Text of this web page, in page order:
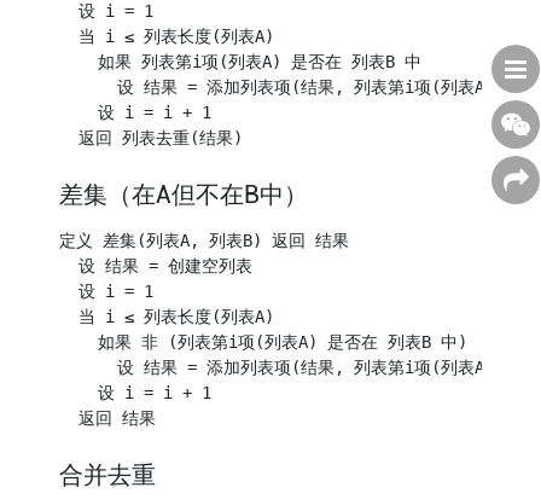
  设 i = 1
  当 i ≤ 列表长度(列表A)
    如果 列表第i项(列表A) 是否在 列表B 中
      设 结果 = 添加列表项(结果, 列表第i项(列表A))
    设 i = i + 1
差集（在A但不在B中）
定义 差集(列表A, 列表B) 返回 结果
  设 结果 = 创建空列表
  设 i = 1
  当 i ≤ 列表长度(列表A)
    如果 非 (列表第i项(列表A) 是否在 列表B 中)
      设 结果 = 添加列表项(结果, 列表第i项(列表A))
    设 i = i + 1
  返回 结果
合并去重